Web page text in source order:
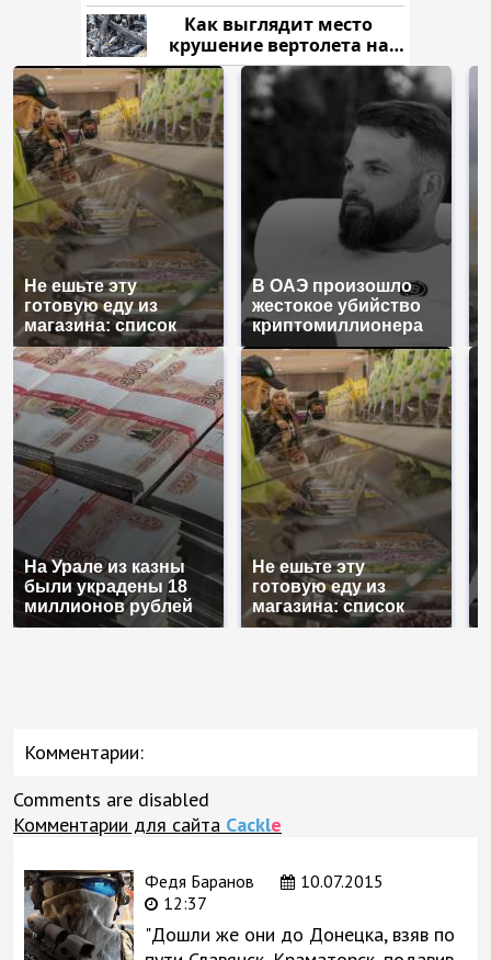
Как выглядит место
крушение вертолета на
Кавказе: смотреть
Не ешьте эту
готовую еду из
магазина: список
В ОАЭ произошло
жестокое убийство
криптомиллионера
На Урале из казны
были украдены 18
миллионов рублей
Не ешьте эту
готовую еду из
магазина: список
Комментарии:
Comments are disabled
Комментарии для сайта Cackle
Федя Баранов
10.07.2015
12:37
"Дошли же они до Донецка, взяв по